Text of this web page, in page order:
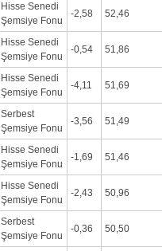
Hisse Senedi
Şemsiye Fonu
-2,58 52,46
Hisse Senedi
Şemsiye Fonu
-0,54 51,86
Hisse Senedi
Şemsiye Fonu
-4,11 51,69
Serbest
Şemsiye Fonu
-3,56 51,49
Hisse Senedi
Şemsiye Fonu
-1,69 51,46
Hisse Senedi
Şemsiye Fonu
-2,43 50,96
Serbest
Şemsiye Fonu
-0,36 50,50